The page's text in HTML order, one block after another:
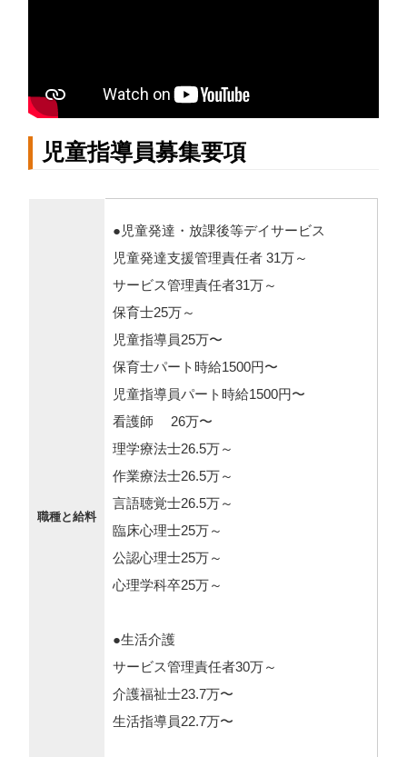
児童指導員募集要項
職種と給料
●児童発達・放課後等デイサービス
児童発達支援管理責任者 31万～
サービス管理責任者31万～
保育士25万～
児童指導員25万〜
保育士パート時給1500円〜
児童指導員パート時給1500円〜
看護師 26万〜
理学療法士26.5万～
作業療法士26.5万～
言語聴覚士26.5万～
臨床心理士25万～
公認心理士25万～
心理学科卒25万～
●生活介護
サービス管理責任者30万～
介護福祉士23.7万〜
生活指導員22.7万〜